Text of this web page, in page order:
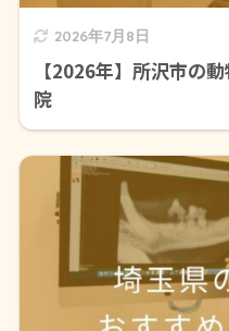
2026年7月8日
【2026年】所沢市の
院